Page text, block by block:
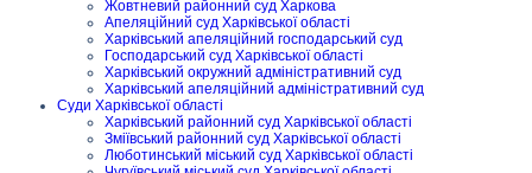
Жовтневий районний суд Харкова
Апеляційний суд Харківської області
Харківський апеляційний господарський суд
Господарський суд Харківської області
Харківський окружний адміністративний суд
Харківський апеляційний адміністративний суд
Суди Харківської області
Харківський районний суд Харківської області
Зміївський районний суд Харківської області
Люботинський міський суд Харківської області